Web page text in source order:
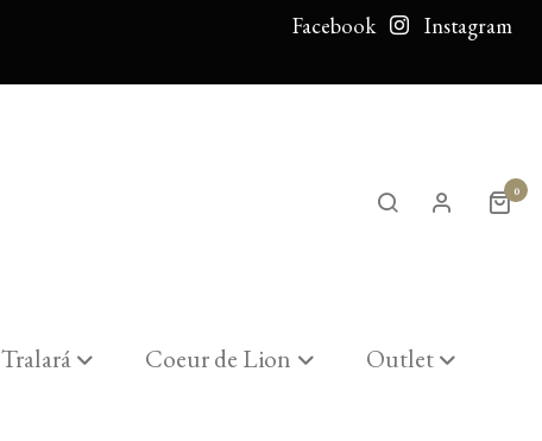
Facebook Instagram
0
Tralará Coeur de Lion Outlet